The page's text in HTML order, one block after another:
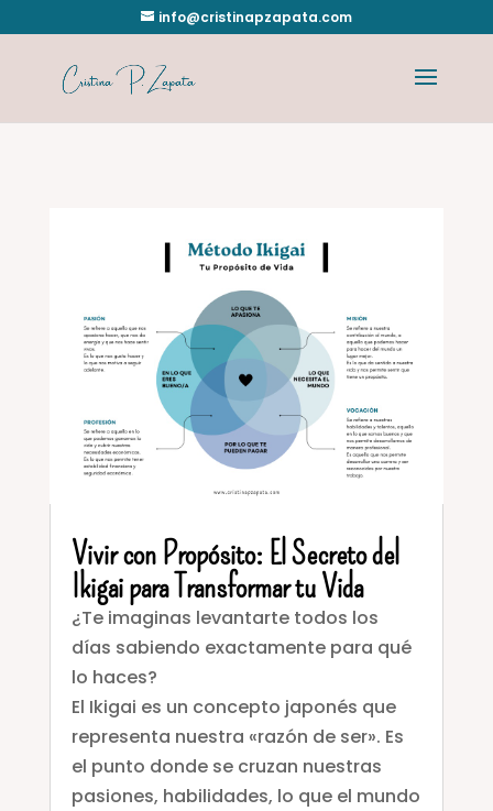
info@cristinapzapata.com
Vivir con Propósito: El Secreto del
Ikigai para Transformar tu Vida
¿Te imaginas levantarte todos los
días sabiendo exactamente para qué
lo haces?
El Ikigai es un concepto japonés que
representa nuestra «razón de ser». Es
el punto donde se cruzan nuestras
pasiones, habilidades, lo que el mundo